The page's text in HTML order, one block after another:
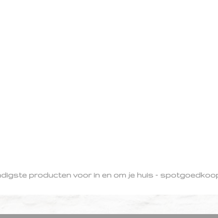
producten voor in en om je huis -